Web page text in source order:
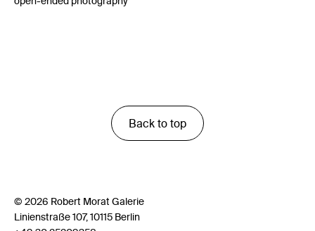
Back to top
© 2026 Robert Morat Galerie
Linienstraße 107, 10115 Berlin